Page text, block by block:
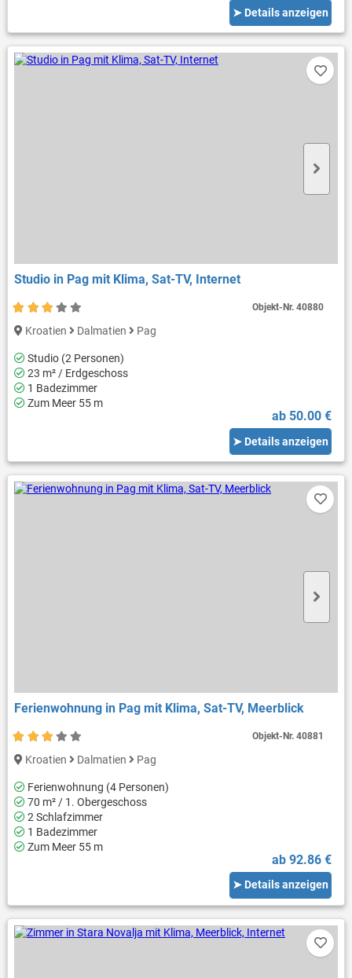
➤ Details anzeigen
Studio in Pag mit Klima, Sat-TV, Internet
Kroatien Dalmatien Pag
Studio (2 Personen)
23 m² / Erdgeschoss
1 Badezimmer
Zum Meer 55 m
ab 50.00 €
➤ Details anzeigen
Objekt-Nr.40880
Ferienwohnung in Pag mit Klima, Sat-TV, Meerblick
Kroatien Dalmatien Pag
Ferienwohnung (4 Personen)
70 m² / 1. Obergeschoss
2 Schlafzimmer
1 Badezimmer
Zum Meer 55 m
ab 92.86 €
➤ Details anzeigen
Objekt-Nr.40881